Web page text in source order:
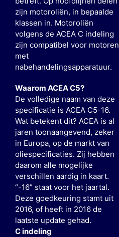
zijn motoroliën, in bepaalde
klassen in. Motoroliën
volgens de ACEA C indeling
zijn compatibel voor motoren
met
nabehandelingsapparatuur.
Waarom ACEA C5?
De volledige naam van deze
specificatie is ACEA C5-16.
Wat betekent dit? ACEA is al
jaren toonaangevend, zeker
in Europa, op de markt van
oliespecificaties. Zij hebben
daarom alle mogelijke
verschillen aardig in kaart.
“-16” staat voor het jaartal.
Deze goedkeuring stamt uit
2016, of heeft in 2016 de
laatste update gehad.
C indeling